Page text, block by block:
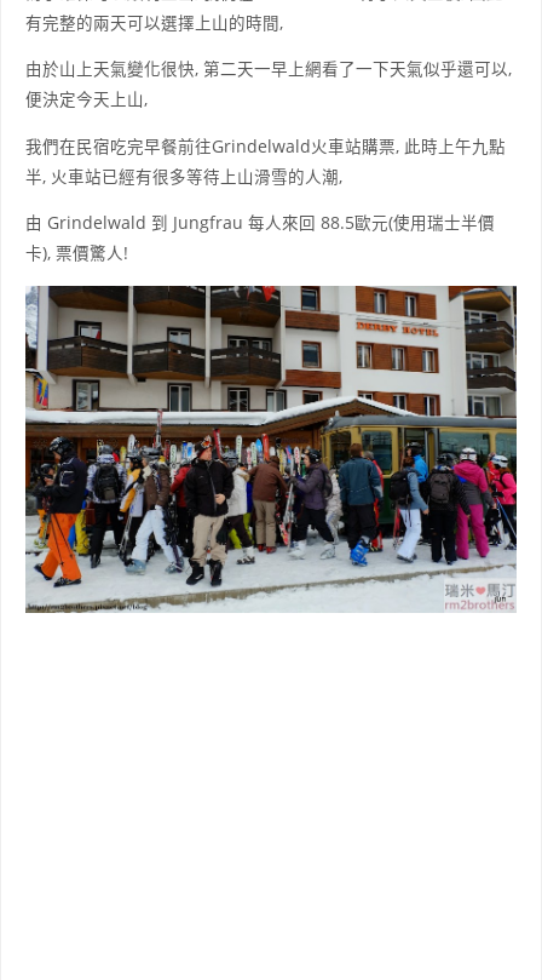
有完整的兩天可以選擇上山的時間,
由於山上天氣變化很快, 第二天一早上網看了一下天氣似乎還可以,
便決定今天上山,
我們在民宿吃完早餐前往Grindelwald火車站購票, 此時上午九點
半, 火車站已經有很多等待上山滑雪的人潮,
由 Grindelwald 到 Jungfrau 每人來回 88.5歐元(使用瑞士半價
卡), 票價驚人!